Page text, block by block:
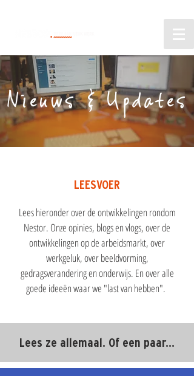
Nieuws & Updates
LEESVOER
Lees hieronder over de ontwikkelingen rondom
Nestor. Onze opinies, blogs en vlogs, over de
ontwikkelingen op de arbeidsmarkt, over
werkgeluk, over beeldvorming,
gedragsverandering en onderwijs. En over alle
goede ideeën waar we "last van hebben".
Lees ze allemaal. Of een paar...